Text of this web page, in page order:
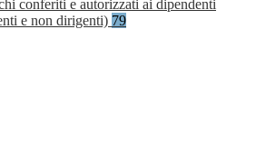
conferiti e autorizzati ai dipendenti
e non dirigenti) 79